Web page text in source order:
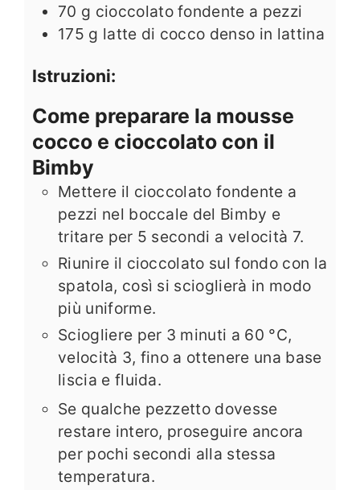
70 g cioccolato fondente a pezzi
175 g latte di cocco denso in lattina
Istruzioni:
Come preparare la mousse
cocco e cioccolato con il
Bimby
Mettere il cioccolato fondente a
pezzi nel boccale del Bimby e
tritare per 5 secondi a velocità 7.
Riunire il cioccolato sul fondo con la
spatola, così si scioglierà in modo
più uniforme.
Sciogliere per 3 minuti a 60 °C,
velocità 3, fino a ottenere una base
liscia e fluida.
Se qualche pezzetto dovesse
restare intero, proseguire ancora
per pochi secondi alla stessa
temperatura.